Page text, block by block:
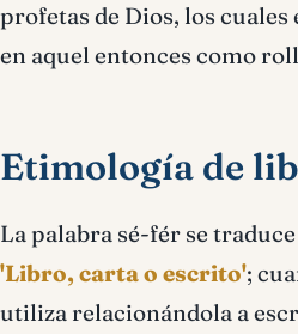
profetas de Dios, los cuales
en aquel entonces como
Etimología de
La palabra sé-fér se
'Libro, carta o escrito';
utiliza relacionándola a